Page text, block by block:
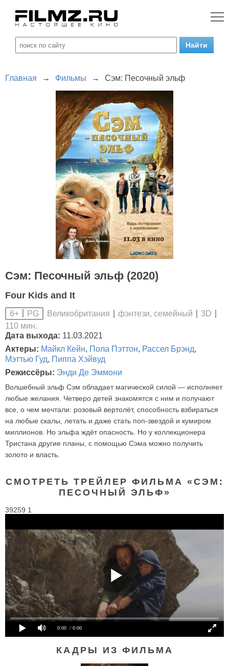
Главная → Фильмы → Сэм: Песочный эльф
Сэм: Песочный эльф (2020)
Four Kids and It
6+ PG Великобритания фэнтези, семейный
3D
110 мин.
Дата выхода: 11.03.2021
Актеры: Майкл Кейн, Пола Пэттон, Рассел Брэнд,
Мэттью Гуд, Пиппа Хэйвуд
Режиссёры: Энди Де Эммони
Волшебный эльф Сэм обладает магической силой — исполняет
любые желания. Четверо детей знакомятся с ним и получают
все, о чем мечтали: розовый вертолёт, способность взбираться
на любые скалы, летать и даже стать поп-звездой и кумиром
миллионов. Но эльфа ждёт опасность. Но у коллекционера
Тристана другие планы, с помощью Сэма можно получить
золото и власть.
СМОТРЕТЬ ТРЕЙЛЕР ФИЛЬМА «СЭМ:
ПЕСОЧНЫЙ ЭЛЬФ»
39259 1
0:00 / 0:00
КАДРЫ ИЗ ФИЛЬМА